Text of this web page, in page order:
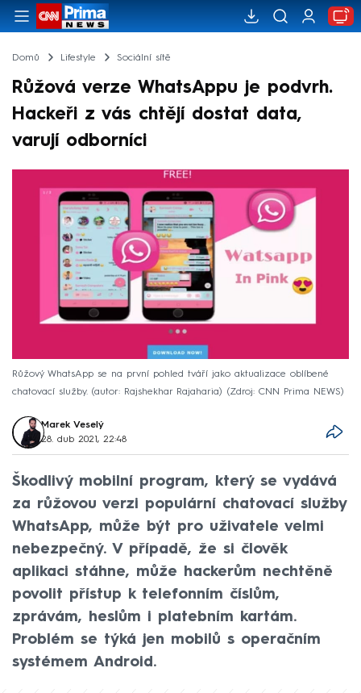
Domů Lifestyle Sociální sítě
Růžová verze WhatsAppu je podvrh.
Hackeři z vás chtějí dostat data,
varují odborníci
Růžový WhatsApp se na první pohled tváří jako aktualizace oblíbené
chatovací služby. (autor: Rajshekhar Rajaharia)
Zdroj: CNN Prima NEWS
Marek Veselý
28. dub 2021, 22:48
Škodlivý mobilní program, který se vydává
za růžovou verzi populární chatovací služby
WhatsApp, může být pro uživatele velmi
nebezpečný. V případě, že si člověk
aplikaci stáhne, může hackerům nechtěně
povolit přístup k telefonním číslům,
zprávám, heslům i platebním kartám.
Problém se týká jen mobilů s operačním
systémem Android.